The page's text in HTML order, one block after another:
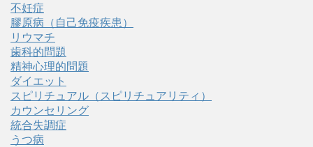
不妊症
膠原病（自己免疫疾患）
リウマチ
歯科的問題
精神心理的問題
ダイエット
スピリチュアル（スピリチュアリティ）
カウンセリング
統合失調症
うつ病